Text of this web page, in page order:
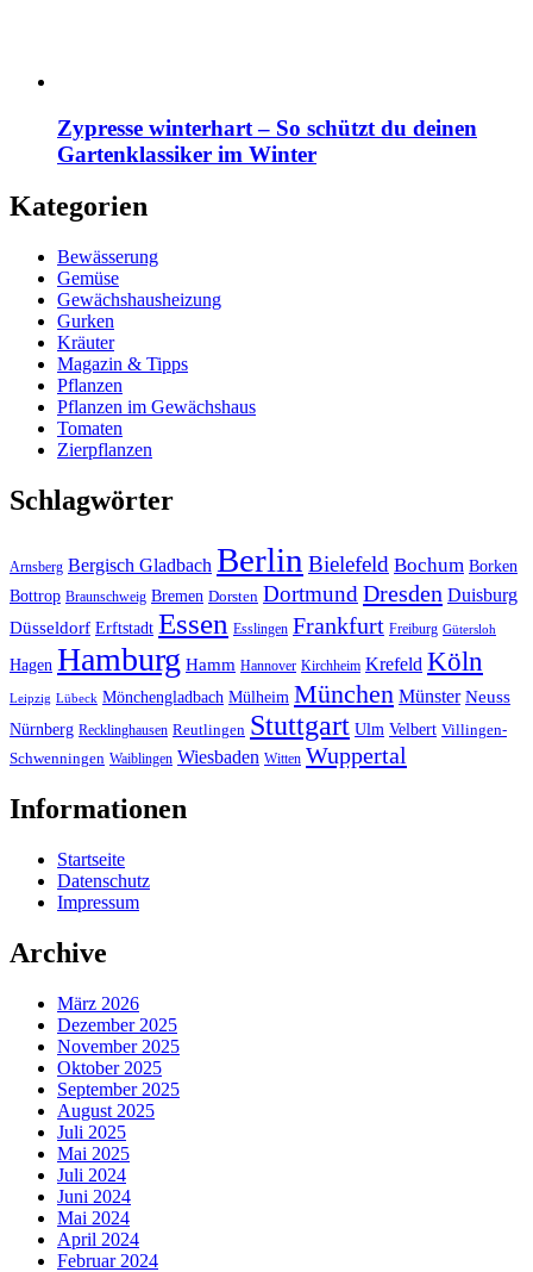
Zypresse winterhart – So schützt du deinen
Gartenklassiker im Winter
Kategorien
Bewässerung
Gemüse
Gewächshausheizung
Gurken
Kräuter
Magazin & Tipps
Pflanzen
Pflanzen im Gewächshaus
Tomaten
Zierpflanzen
Schlagwörter
Arnsberg Bergisch Gladbach Berlin Bielefeld Bochum Borken
Bottrop Braunschweig Bremen Dorsten Dortmund Dresden Duisburg
Düsseldorf Erftstadt Essen Esslingen Frankfurt Freiburg Gütersloh
Hagen Hamburg Hamm Hannover Kirchheim Krefeld Köln
Leipzig Lübeck Mönchengladbach Mülheim München Münster Neuss
Nürnberg Recklinghausen Reutlingen Stuttgart Ulm Velbert Villingen-
Schwenningen Waiblingen Wiesbaden Witten Wuppertal
Informationen
Startseite
Datenschutz
Impressum
Archive
März 2026
Dezember 2025
November 2025
Oktober 2025
September 2025
August 2025
Juli 2025
Mai 2025
Juli 2024
Juni 2024
Mai 2024
April 2024
Februar 2024